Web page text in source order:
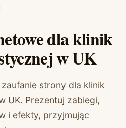
dla klinik
w UK
strony dla klinik
UK. Prezentuj zabiegi,
i efekty, przyjmując